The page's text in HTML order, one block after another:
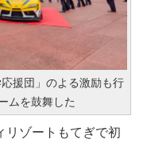
援団」のよる激励も行
ムを鼓舞した
ゾートもてぎで初